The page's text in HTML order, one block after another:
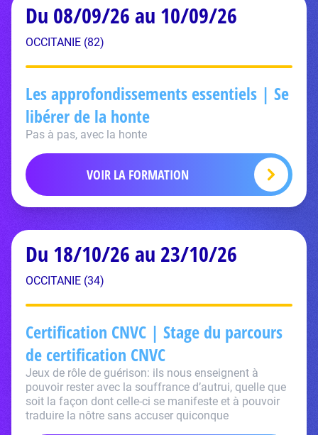
Du 08/09/26 au 10/09/26
OCCITANIE (82)
Les approfondissements essentiels | Se
libérer de la honte
Pas à pas, avec la honte
VOIR LA FORMATION
Du 18/10/26 au 23/10/26
OCCITANIE (34)
Certification CNVC | Stage du parcours
de certification CNVC
Jeux de rôle de guérison: ils nous enseignent à
pouvoir rester avec la souffrance d’autrui, quelle que
soit la façon dont celle-ci se manifeste et à pouvoir
traduire la nôtre sans accuser quiconque